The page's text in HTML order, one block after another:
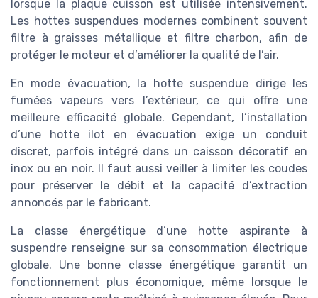
lorsque la plaque cuisson est utilisée intensivement.
Les hottes suspendues modernes combinent souvent
filtre à graisses métallique et filtre charbon, afin de
protéger le moteur et d’améliorer la qualité de l’air.
En mode évacuation, la hotte suspendue dirige les
fumées vapeurs vers l’extérieur, ce qui offre une
meilleure efficacité globale. Cependant, l’installation
d’une hotte ilot en évacuation exige un conduit
discret, parfois intégré dans un caisson décoratif en
inox ou en noir. Il faut aussi veiller à limiter les coudes
pour préserver le débit et la capacité d’extraction
annoncés par le fabricant.
La classe énergétique d’une hotte aspirante à
suspendre renseigne sur sa consommation électrique
globale. Une bonne classe énergétique garantit un
fonctionnement plus économique, même lorsque le